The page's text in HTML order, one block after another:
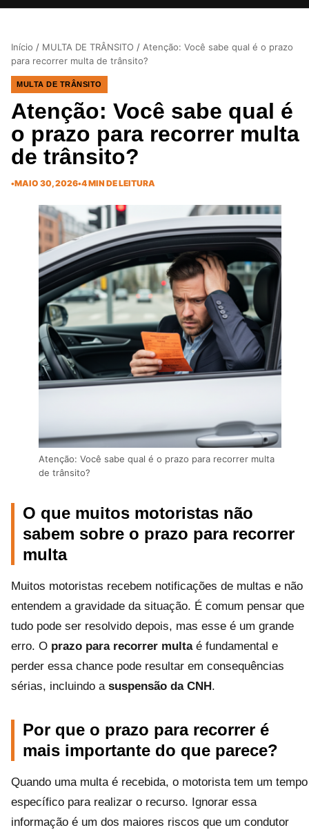
Início / MULTA DE TRÂNSITO / Atenção: Você sabe qual é o prazo
para recorrer multa de trânsito?
MULTA DE TRÂNSITO
Atenção: Você sabe qual é
o prazo para recorrer multa
de trânsito?
•MAIO 30, 2026•4 MIN DE LEITURA
Atenção: Você sabe qual é o prazo para recorrer multa
de trânsito?
O que muitos motoristas não
sabem sobre o prazo para recorrer
multa
Muitos motoristas recebem notificações de multas e não
entendem a gravidade da situação. É comum pensar que
tudo pode ser resolvido depois, mas esse é um grande
erro. O prazo para recorrer multaé fundamental e
perder essa chance pode resultar em consequências
sérias, incluindo a suspensão da CNH .
Por que o prazo para recorrer é
mais importante do que parece?
Quando uma multa é recebida, o motorista tem um tempo
específico para realizar o recurso. Ignorar essa
informação é um dos maiores riscos que um condutor